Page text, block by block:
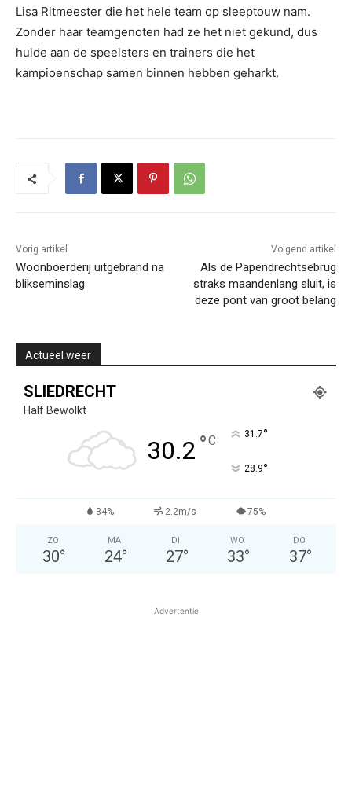
Lisa Ritmeester die het hele team op sleeptouw nam.
Zonder haar teamgenoten had ze het niet gekund, dus
hulde aan de speelsters en trainers die het
kampioenschap samen binnen hebben geharkt.
Vorig artikel
Woonboerderij uitgebrand na
blikseminslag
Volgend artikel
Als de Papendrechtsebrug
straks maandenlang sluit, is
deze pont van groot belang
Actueel weer
SLIEDRECHT
Half Bewolkt
30.2 °C 31.7°
28.9°
34% 2.2m/s 75%
ZO
30°
MA
24°
DI
27°
WO
33°
DO
37°
Advertentie